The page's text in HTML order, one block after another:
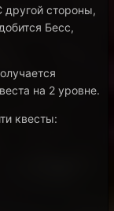
другой стороны,
Бесс,
на 2 уровне.
квесты: